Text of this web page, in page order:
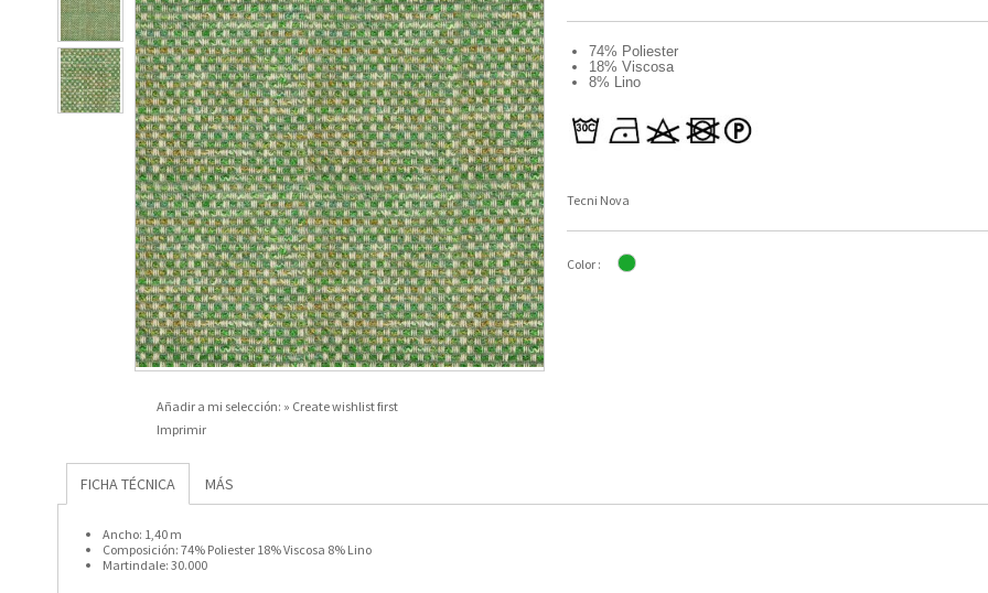
Añadir a mi selección: » Create wishlist first
Imprimir
74% Poliester
18% Viscosa
8% Lino
Tecni Nova
Color :
FICHA TÉCNICA MÁS
Ancho: 1,40 m
Composición: 74% Poliester 18% Viscosa 8% Lino
Martindale: 30.000